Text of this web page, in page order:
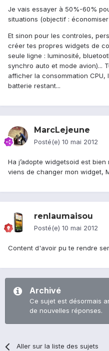
Je vais essayer à 50%-60%
situations (objectif :
Et sinon pour les controles,
créer tes propres widgets de
seule ligne : luminosité,
synchro auto et mode avion)...
afficher la consommation
batterie restant...
MarcLejeune
Posté(e) 10 mai 2012
Ha j’adopte widgetsoid est
viens de changer mon widget,
renlaumaisou
Posté(e) 10 mai 2012
Content d'avoir pu te rendre
Archivé
Ce sujet est désormais
de nouvelles réponses.
Aller sur la liste des sujets